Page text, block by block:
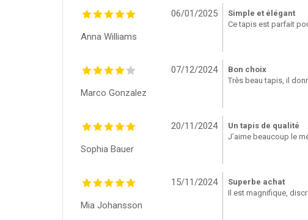
06/01/2025
Anna Williams
Simple et élégant
Ce tapis est parfait
07/12/2024
Marco Gonzalez
Bon choix
Très beau tapis, il
20/11/2024
Sophia Bauer
Un tapis de qualité
J’aime beaucoup le
15/11/2024
Mia Johansson
Superbe achat
Il est magnifique,